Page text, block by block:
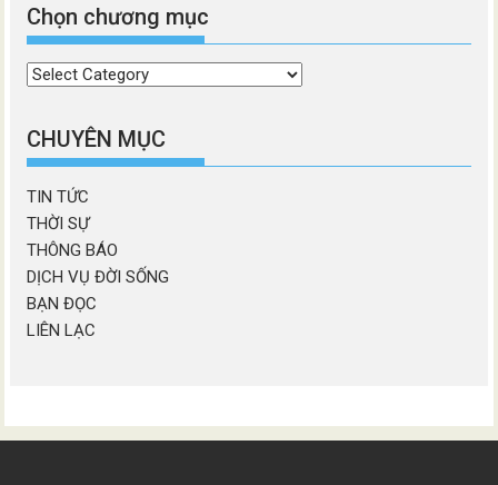
Chọn chương mục
Chọn
mục
CHUYÊN MỤC
TIN TỨC
THỜI SỰ
THÔNG BÁO
DỊCH VỤ ĐỜI SỐNG
BẠN ĐỌC
LIÊN LẠC